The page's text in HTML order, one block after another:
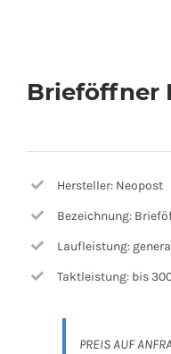
Brieföffner
Hersteller: Neopost
Bezeichnung:
Laufleistung:
Taktleistung: bis
PREIS AUF